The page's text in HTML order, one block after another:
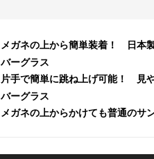
メガネの上から簡単装着！ 日本
バーグラス
片手で簡単に跳ね上げ可能！ 見
バーグラス
メガネの上からかけても普通のサ